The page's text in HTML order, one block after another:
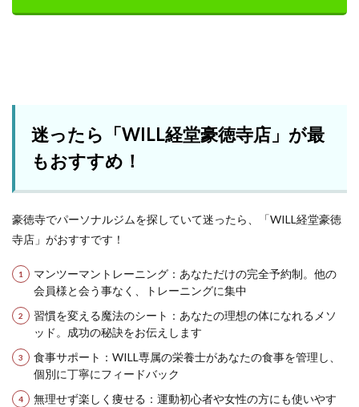
迷ったら「WILL経堂豪徳寺店」が最
もおすすめ！
豪徳寺でパーソナルジムを探していて迷ったら、「WILL経堂豪徳
寺店」がおすすです！
マンツーマントレーニング：あなただけの完全予約制。他の
会員様と会う事なく、トレーニングに集中
習慣を変える魔法のシート：あなたの理想の体になれるメソ
ッド。成功の秘訣をお伝えします
食事サポート：WILL専属の栄養士があなたの食事を管理し、
個別に丁寧にフィードバック
無理せず楽しく痩せる：運動初心者や女性の方にも使いやす